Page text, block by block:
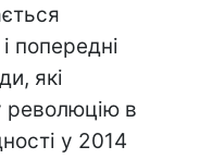
попередні
які
революцію в
у 2014